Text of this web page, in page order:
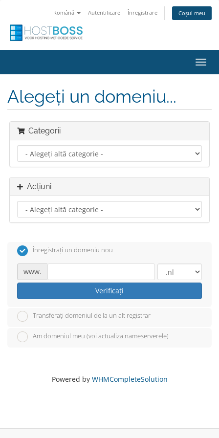
Română Autentificare Înregistrare Coșul meu
Alegeți un domeniu...
Categorii
Acțiuni
Înregistrați un domeniu nou
www.
Verificați
Transferați domeniul de la un alt registrar
Am domeniul meu (voi actualiza nameserverele)
Powered by WHMCompleteSolution